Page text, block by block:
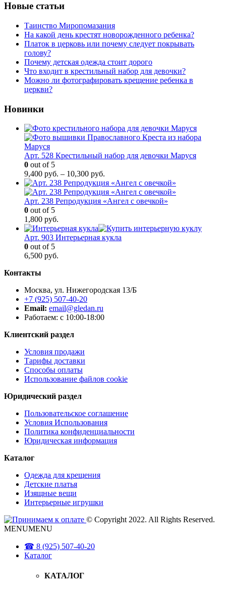
Новые статьи
Таинство Миропомазания
На какой день крестят новорожденного ребенка?
Платок в церковь или почему следует покрывать
голову?
Почему детская одежда стоит дорого
Что входит в крестильный набор для девочки?
Можно ли фотографировать крещение ребенка в
церкви?
Новинки
Арт. 528 Крестильный набор для девочки Маруся
0 out of 5
9,400 руб. – 10,300 руб.
Арт. 238 Репродукция «Ангел с овечкой»
0 out of 5
1,800 руб.
Арт. 903 Интерьерная кукла
0 out of 5
6,500 руб.
Контакты
Москва, ул. Нижегородская 13/Б
+7 (925) 507-40-20
Email: email@gledan.ru
Работаем: с 10:00-18:00
Клиентский раздел
Условия продажи
Тарифы доставки
Способы оплаты
Использование файлов cookie
Юридический раздел
Пользовательское соглашение
Условия Использования
Политика конфиденциальности
Юридическая информация
Каталог
Одежда для крещения
Детские платья
Изящные вещи
Интерьерные игрушки
© Copyright 2022. All Rights Reserved.
MENUMENU
☎ 8 (925) 507-40-20
Каталог
КАТАЛОГ